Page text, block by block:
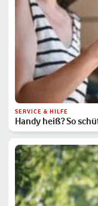
SERVICE & HILFE
Handy heiß? So